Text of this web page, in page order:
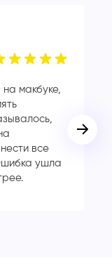
макбуке,
все
ушла